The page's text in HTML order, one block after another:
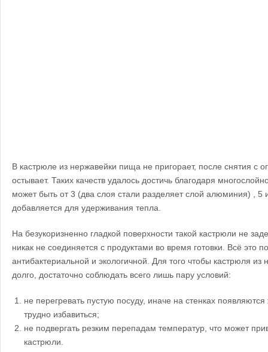
В кастрюле из нержавейки пища не пригорает, после снятия с
остывает. Таких качеств удалось достичь благодаря
может быть от 3 (два слоя стали разделяет слой алюминия) ,
добавляется для удерживания тепла.
На безукоризненно гладкой поверхности такой кастрюли не
никак не соединяется с продуктами во время готовки. Всё это
антибактериальной и экологичной. Для того чтобы кастрюля из
долго, достаточно соблюдать всего лишь пару условий:
не перегревать пустую посуду, иначе на стенках
трудно избавиться;
не подвергать резким перепадам температур, что может
кастрюли.